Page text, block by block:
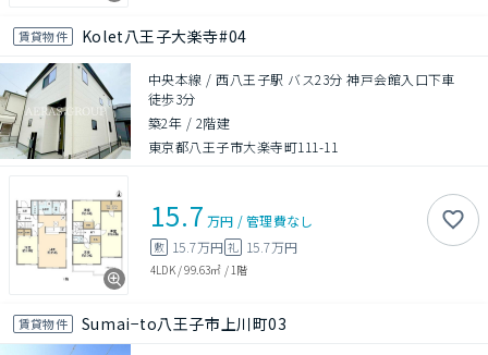
賃貸物件 Kolet八王子大楽寺#04
中央本線 / 西八王子駅 バス23分 神戸会館入口下車
徒歩3分
築2年 / 2階建
東京都八王子市大楽寺町111-11
15.7 万円 /管理費なし
敷 15.7万円 礼 15.7万円
4LDK/99.63㎡ / 1階
賃貸物件 Sumai−to八王子市上川町03